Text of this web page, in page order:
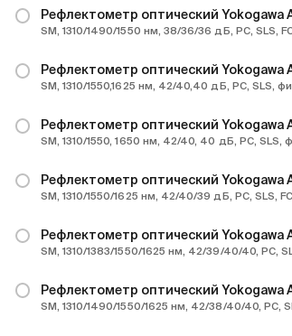
Рефлектометр оптический Yokogawa
SM, 1310/1490/1550 нм, 38/36/36 дБ, PC, SLS,
Рефлектометр оптический Yokogawa
SM, 1310/1550,1625 нм, 42/40,40 дБ, PC, SLS,
Рефлектометр оптический Yokogawa
SM, 1310/1550, 1650 нм, 42/40, 40 дБ, PC,
Рефлектометр оптический Yokogawa
SM, 1310/1550/1625 нм, 42/40/39 дБ, PC, SLS,
Рефлектометр оптический Yokogawa
SM, 1310/1383/1550/1625 нм, 42/39/40/40, PC,
Рефлектометр оптический Yokogawa
SM, 1310/1490/1550/1625 нм, 42/38/40/40, PC,